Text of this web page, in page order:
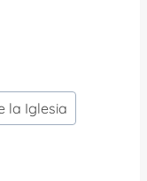
la Iglesia